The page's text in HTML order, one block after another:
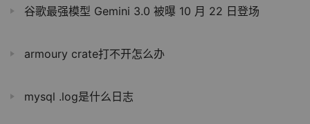
谷歌最强模型 Gemini 3.0 被曝 10 月 22 日登场
armoury crate打不开怎么办
mysql .log是什么日志